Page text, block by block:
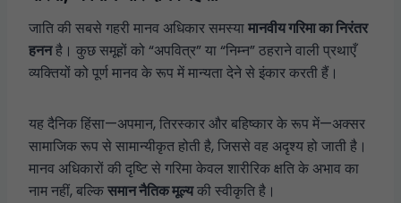
जाति की सबसे गहरी मानव अधिकार समस्यामानवीय गरिमा का निरंतर
हननहै। कुछ समूहों को “अपवित्र” या “निम्न” ठहराने वाली प्रथाएँ
व्यक्तियों को पूर्ण मानव के रूप में मान्यता देने से इंकार करती हैं।
यह दैनिक हिंसा—अपमान, तिरस्कार और बहिष्कार के रूप में—अक्सर
सामाजिक रूप से सामान्यीकृत होती है, जिससे वह अदृश्य हो जाती है।
मानव अधिकारों की दृष्टि से गरिमा केवल शारीरिक क्षति के अभाव का
नाम नहीं, बल्किसमान नैतिक मूल्यकी स्वीकृति है।